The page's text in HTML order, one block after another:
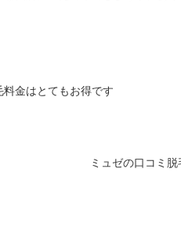
料金はとてもお得です
ミュゼの口コミ